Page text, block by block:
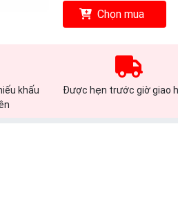
Chọn mua
khấu
Được hẹn trước giờ giao